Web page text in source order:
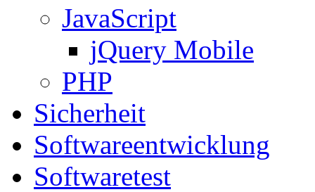
JavaScript
jQuery Mobile
PHP
Sicherheit
Softwareentwicklung
Softwaretest